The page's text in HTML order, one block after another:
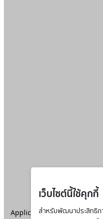
เว็บไซต์นี้ใช้คุกกี้
สำหรับพัฒนาประสิทธิภ
Application error: aclient-